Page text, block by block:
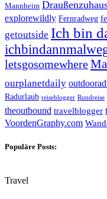
Mannheim
explorewildly Fernradweg
getoutside Ich bin
letsgosomewhere
ourplanetdaily
Radurlaub reiseblogger Rundreise
theoutbound travelblogger
VoordenGraphy.com
Populäre Posts:
Travel